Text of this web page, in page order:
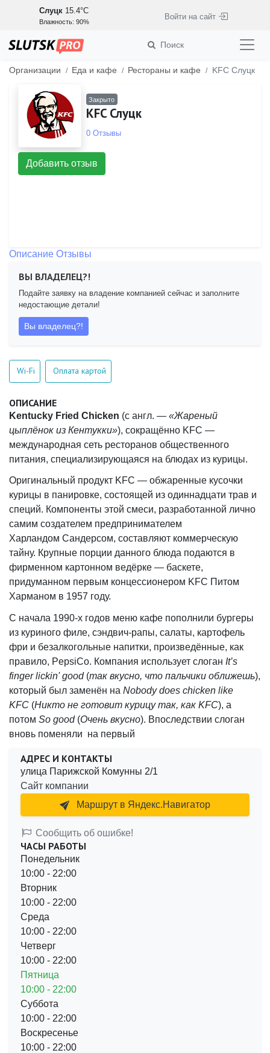
Слуцк 15.4°C
Влажность: 90%
Войти на сайт
Поиск
Организации Еда и кафе Рестораны и кафе KFC Слуцк
Закрыто
KFC Слуцк
0 Отзывы
Добавить отзыв
Описание Отзывы
ВЫ ВЛАДЕЛЕЦ?!
Подайте заявку на владение компанией сейчас и заполните
недостающие детали!
Вы владелец?!
Wi-Fi Оплата картой
ОПИСАНИЕ
Kentucky Fried Chicken (с англ. — «Жареный
цыплёнок из Кентукки»), сокращённо KFC —
международная сеть ресторанов общественного
питания, специализирующаяся на блюдах из курицы.
Оригинальный продукт KFC — обжаренные кусочки
курицы в панировке, состоящей из одиннадцати трав и
специй. Компоненты этой смеси, разработанной лично
самим создателем предпринимателем
Харландом Сандерсом, составляют коммерческую
тайну. Крупные порции данного блюда подаются в
фирменном картонном ведёрке — баскете,
придуманном первым концессионером KFC Питом
Харманом в 1957 году.
С начала 1990-х годов меню кафе пополнили бургеры
из куриного филе, сэндвич-рапы, салаты, картофель
фри и безалкогольные напитки, произведённые, как
правило, PepsiCo. Компания использует слоган It’s
finger lickin' good(так вкусно, что пальчики оближешь),
который был заменён на Nobody does chicken like
KFC (Никто не готовит курицу так, как KFC), а
потом So good(Очень вкусно). Впоследствии слоган
вновь поменяли на первый
АДРЕС И КОНТАКТЫ
улица Парижской Комунны 2/1
Сайт компании
Маршрут в Яндекс.Навигатор
Сообщить об ошибке!
ЧАСЫ РАБОТЫ
Понедельник
10:00 - 22:00
Вторник
10:00 - 22:00
Среда
10:00 - 22:00
Четверг
10:00 - 22:00
Пятница
10:00 - 22:00
Суббота
10:00 - 22:00
Воскресенье
10:00 - 22:00